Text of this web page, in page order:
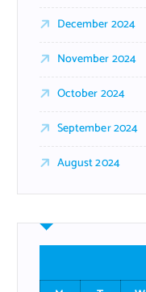
December 2024
November 2024
October 2024
September 2024
August 2024